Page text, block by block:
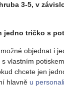
3-5, v
jedno tričko s
objednat i
vlastním
chcete jen
hlavně u